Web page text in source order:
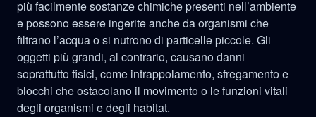
più facilmente sostanze chimiche presenti nell’ambiente
e possono essere ingerite anche da organismi che
filtrano l’acqua o si nutrono di particelle piccole. Gli
oggetti più grandi, al contrario, causano danni
soprattutto fisici, come intrappolamento, sfregamento e
blocchi che ostacolano il movimento o le funzioni vitali
degli organismi e degli habitat.